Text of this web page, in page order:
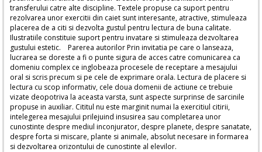
transferului catre alte discipline. Textele propuse ca suport pentru
rezolvarea unor exercitii din caiet sunt interesante, atractive, stimuleaza
placerea de a citi si dezvolta gustul pentru lectura de buna calitate.
Ilustratiile constituie suport pentru invatare si stimuleaza dezvoltarea
gustului estetic. Parerea autorilor Prin invitatia pe care o lanseaza,
lucrarea se doreste a fi o punte sigura de acces catre comunicarea ca
domeniu complex ce inglobeaza procesele de receptare a mesajului
oral si scris precum si pe cele de exprimare orala. Lectura de placere si
lectura cu scop informativ, cele doua domenii de actiune ce trebuie
vizate deopotriva la aceasta varsta, sunt aspecte surprinse de sarcinile
propuse in auxiliar. Cititul nu este marginit numai la exercitiul citirii,
intelegerea mesajului prilejuind insusirea sau completarea unor
cunostinte despre mediul inconjurator, despre planete, despre sanatate,
despre forta si miscare, plante si animale, absolut necesare in formarea
si dezvoltarea orizontului de cunostinte al elevilor.